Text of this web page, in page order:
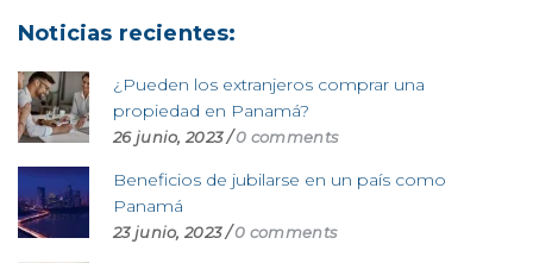
Noticias recientes:
¿Pueden los extranjeros comprar una
propiedad en Panamá?
26 junio, 2023 /0 comments
Beneficios de jubilarse en un país como
Panamá
23 junio, 2023 /0 comments